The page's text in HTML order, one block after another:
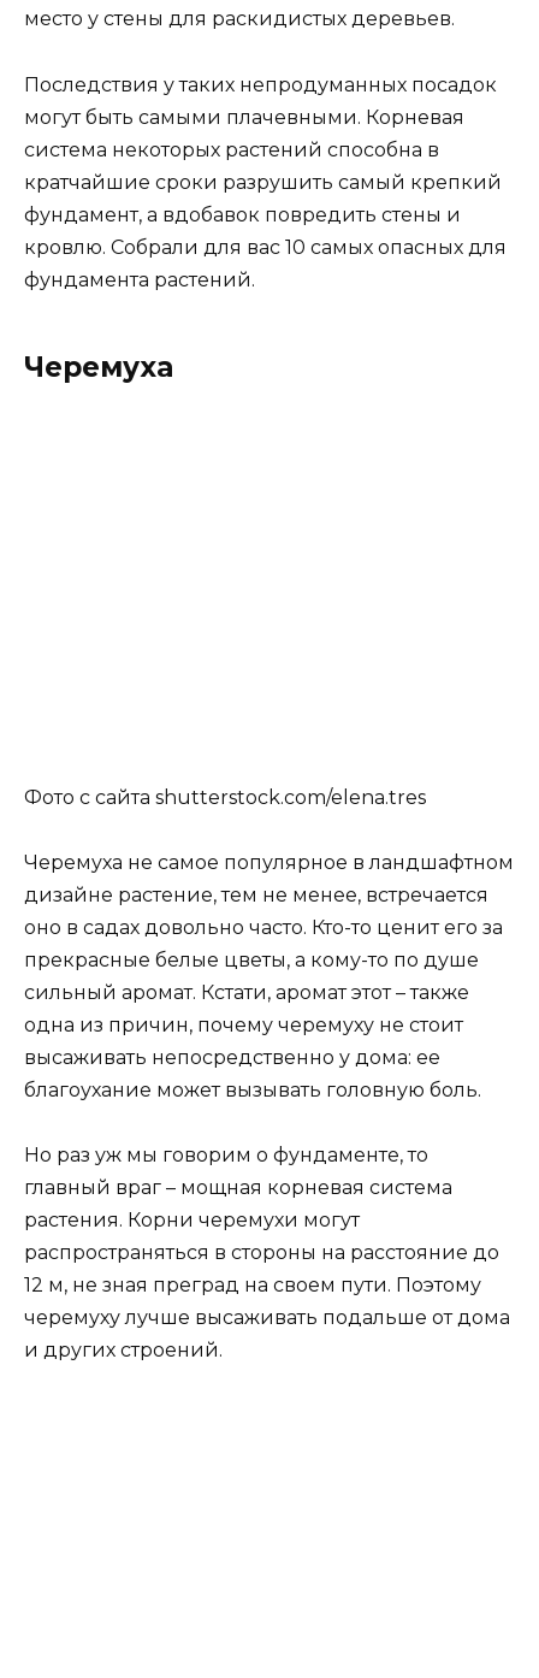
место у стены для раскидистых деревьев.
Последствия у таких непродуманных посадок
могут быть самыми плачевными. Корневая
система некоторых растений способна в
кратчайшие сроки разрушить самый крепкий
фундамент, а вдобавок повредить стены и
кровлю. Собрали для вас 10 самых опасных для
фундамента растений.
Черемуха
Фото с сайта shutterstock.com/elena.tres
Черемуха не самое популярное в ландшафтном
дизайне растение, тем не менее, встречается
оно в садах довольно часто. Кто-то ценит его за
прекрасные белые цветы, а кому-то по душе
сильный аромат. Кстати, аромат этот – также
одна из причин, почему черемуху не стоит
высаживать непосредственно у дома: ее
благоухание может вызывать головную боль.
Но раз уж мы говорим о фундаменте, то
главный враг – мощная корневая система
растения. Корни черемухи могут
распространяться в стороны на расстояние до
12 м, не зная преград на своем пути. Поэтому
черемуху лучше высаживать подальше от дома
и других строений.